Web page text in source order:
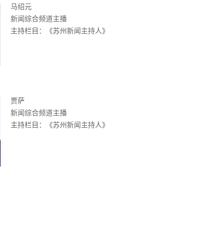
马绍元
新闻综合频道主播
主持栏目：《苏州新闻主持人》
贾萨
新闻综合频道主播
主持栏目：《苏州新闻主持人》